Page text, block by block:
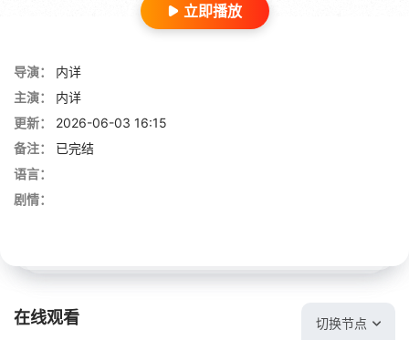
立即播放
导演：
内详
主演：
内详
更新：
2026-06-03 16:15
备注：
已完结
语言：
剧情：
在线观看 切换节点